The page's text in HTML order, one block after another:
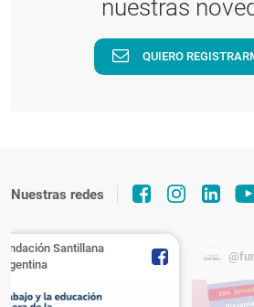
nuestras
QUIERO
Nuestras redes
Santillana